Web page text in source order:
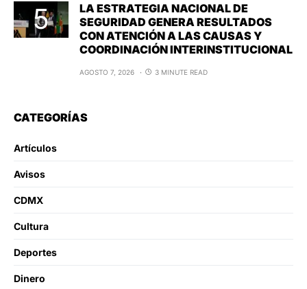
LA ESTRATEGIA NACIONAL DE
SEGURIDAD GENERA RESULTADOS
CON ATENCIÓN A LAS CAUSAS Y
COORDINACIÓN INTERINSTITUCIONAL
AGOSTO 7, 2026 3 MINUTE READ
CATEGORÍAS
Artículos
Avisos
CDMX
Cultura
Deportes
Dinero